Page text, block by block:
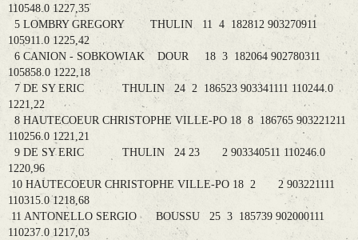
110548.0 1227,35
5 LOMBRY GREGORY THULIN 11 4 182812 903270911
105911.0 1225,42
6 CANION - SOBKOWIAK DOUR 18 3 182064 902780311
105858.0 1222,18
7 DE SY ERIC THULIN 24 2 186523 903341111 110244.0
1221,22
8 HAUTECOEUR CHRISTOPHE VILLE-PO 18 8 186765 903221211
110256.0 1221,21
9 DE SY ERIC THULIN 24 23 2 903340511 110246.0
1220,96
10 HAUTECOEUR CHRISTOPHE VILLE-PO 18 2 2 903221111
110315.0 1218,68
11 ANTONELLO SERGIO BOUSSU 25 3 185739 902000111
110237.0 1217,03